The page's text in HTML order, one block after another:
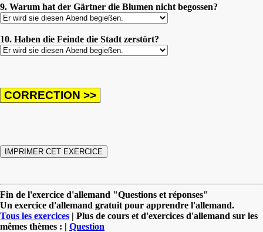
9. Warum hat der Gärtner die Blumen nicht begossen?
10. Haben die Feinde die Stadt zerstört?
Fin de l'exercice d'allemand "Questions et réponses"
Un exercice d'allemand gratuit pour apprendre l'allemand.
Tous les exercices | Plus de cours et d'exercices d'allemand sur les
mêmes thèmes : | Question